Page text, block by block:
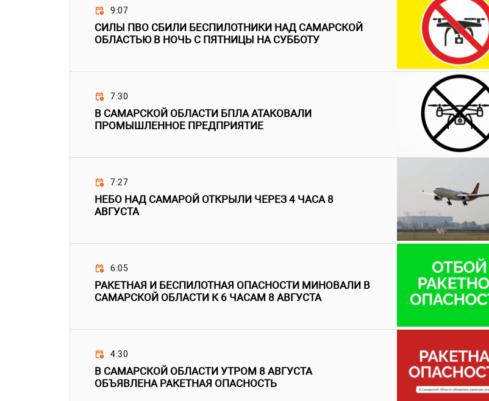
9:07
СИЛЫ ПВО СБИЛИ БЕСПИЛОТНИКИ НАД САМАРСКОЙ
ОБЛАСТЬЮ В НОЧЬ С ПЯТНИЦЫ НА СУББОТУ
7:30
В САМАРСКОЙ ОБЛАСТИ БПЛА АТАКОВАЛИ
ПРОМЫШЛЕННОЕ ПРЕДПРИЯТИЕ
7:27
НЕБО НАД САМАРОЙ ОТКРЫЛИ ЧЕРЕЗ 4 ЧАСА 8
АВГУСТА
6:05
РАКЕТНАЯ И БЕСПИЛОТНАЯ ОПАСНОСТИ МИНОВАЛИ В
САМАРСКОЙ ОБЛАСТИ К 6 ЧАСАМ 8 АВГУСТА
4:30
В САМАРСКОЙ ОБЛАСТИ УТРОМ 8 АВГУСТА
ОБЪЯВЛЕНА РАКЕТНАЯ ОПАСНОСТЬ